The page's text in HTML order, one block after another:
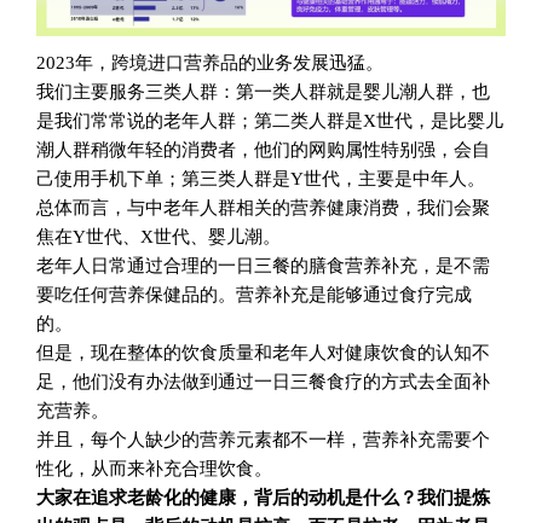
2023年，跨境进口营养品的业务发展迅猛。
我们主要服务三类人群：第一类人群就是婴儿潮人群，也
是我们常常说的老年人群；第二类人群是X世代，是比婴儿
潮人群稍微年轻的消费者，他们的网购属性特别强，会自
己使用手机下单；第三类人群是Y世代，主要是中年人。
总体而言，与中老年人群相关的营养健康消费，我们会聚
焦在Y世代、X世代、婴儿潮。
老年人日常通过合理的一日三餐的膳食营养补充，是不需
要吃任何营养保健品的。营养补充是能够通过食疗完成
的。
但是，现在整体的饮食质量和老年人对健康饮食的认知不
足，他们没有办法做到通过一日三餐食疗的方式去全面补
充营养。
并且，每个人缺少的营养元素都不一样，营养补充需要个
性化，从而来补充合理饮食。
大家在追求老龄化的健康，背后的动机是什么？我们提炼